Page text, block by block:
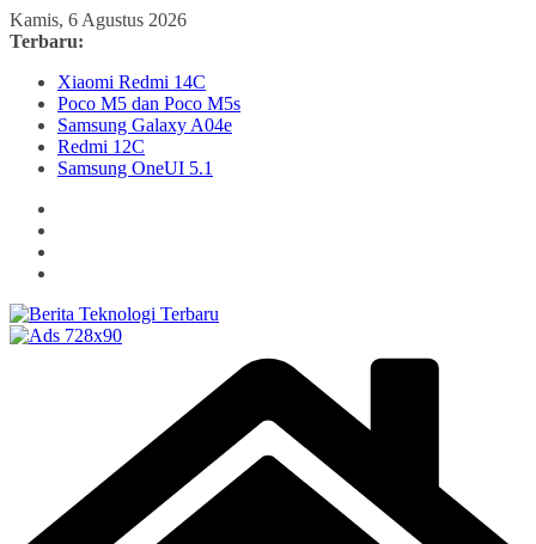
Skip
to
Kamis, 6 Agustus 2026
Terbaru:
Xiaomi Redmi 14C
Poco M5 dan Poco M5s
Samsung Galaxy A04e
Redmi 12C
Samsung OneUI 5.1